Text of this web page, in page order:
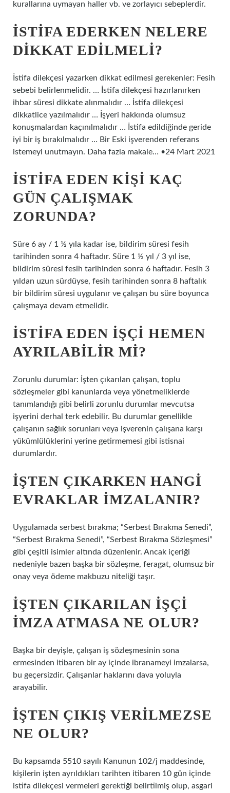
kurallarına uymayan haller vb. ve zorlayıcı sebeplerdir.
İSTIFA EDERKEN NELERE
DIKKAT EDILMELI?
İstifa dilekçesi yazarken dikkat edilmesi gerekenler: Fesih
sebebi belirlenmelidir. … İstifa dilekçesi hazırlanırken
ihbar süresi dikkate alınmalıdır … İstifa dilekçesi
dikkatlice yazılmalıdır … İşyeri hakkında olumsuz
konuşmalardan kaçınılmalıdır … İstifa edildiğinde geride
iyi bir iş bırakılmalıdır … Bir Eski işverenden referans
istemeyi unutmayın. Daha fazla makale… •24 Mart 2021
İSTIFA EDEN KIŞI KAÇ
GÜN ÇALIŞMAK
ZORUNDA?
Süre 6 ay / 1 ½ yıla kadar ise, bildirim süresi fesih
tarihinden sonra 4 haftadır. Süre 1 ½ yıl / 3 yıl ise,
bildirim süresi fesih tarihinden sonra 6 haftadır. Fesih 3
yıldan uzun sürdüyse, fesih tarihinden sonra 8 haftalık
bir bildirim süresi uygulanır ve çalışan bu süre boyunca
çalışmaya devam etmelidir.
İSTIFA EDEN IŞÇI HEMEN
AYRILABILIR MI?
Zorunlu durumlar: İşten çıkarılan çalışan, toplu
sözleşmeler gibi kanunlarda veya yönetmeliklerde
tanımlandığı gibi belirli zorunlu durumlar mevcutsa
işyerini derhal terk edebilir. Bu durumlar genellikle
çalışanın sağlık sorunları veya işverenin çalışana karşı
yükümlülüklerini yerine getirmemesi gibi istisnai
durumlardır.
İŞTEN ÇIKARKEN HANGI
EVRAKLAR IMZALANIR?
Uygulamada serbest bırakma; “Serbest Bırakma Senedi”,
“Serbest Bırakma Senedi”, “Serbest Bırakma Sözleşmesi”
gibi çeşitli isimler altında düzenlenir. Ancak içeriği
nedeniyle bazen başka bir sözleşme, feragat, olumsuz bir
onay veya ödeme makbuzu niteliği taşır.
İŞTEN ÇIKARILAN IŞÇI
IMZA ATMASA NE OLUR?
Başka bir deyişle, çalışan iş sözleşmesinin sona
ermesinden itibaren bir ay içinde ibranameyi imzalarsa,
bu geçersizdir. Çalışanlar haklarını dava yoluyla
arayabilir.
İŞTEN ÇIKIŞ VERILMEZSE
NE OLUR?
Bu kapsamda 5510 sayılı Kanunun 102/j maddesinde,
kişilerin işten ayrıldıkları tarihten itibaren 10 gün içinde
istifa dilekçesi vermeleri gerektiği belirtilmiş olup, asgari